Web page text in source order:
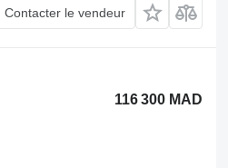
Contacter le vendeur
116 300 MAD